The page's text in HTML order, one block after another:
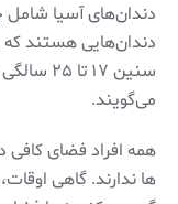
دندان‌های آسیا
دندان‌هایی هستند
سنین ۱۷
می‌گویند.
همه افراد فضای کافی
ها ندارند. گاهی